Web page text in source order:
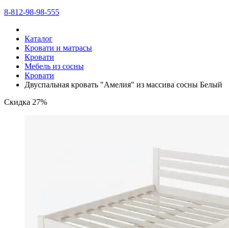
8-812-98-98-555
Каталог
Кровати и матрасы
Кровати
Мебель из сосны
Кровати
Двуспальная кровать "Амелия" из массива сосны Белый
Скидка 27%